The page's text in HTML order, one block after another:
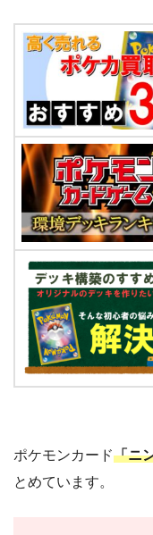
ポケモンカード「ニ
とめています。